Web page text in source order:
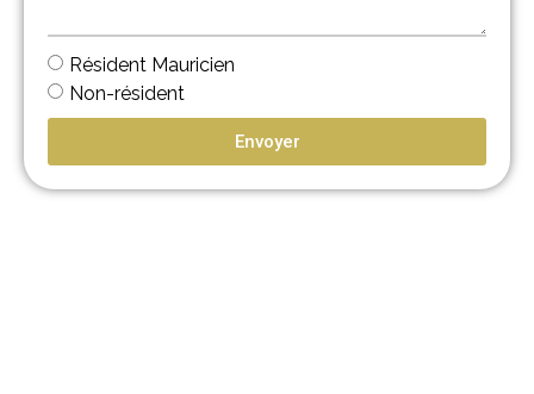
Résident Mauricien
Non-résident
Envoyer